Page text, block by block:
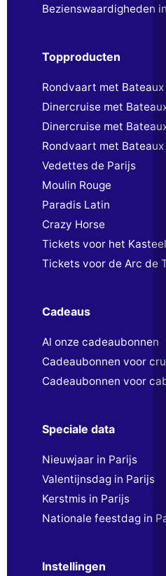
Bezienswaardigheden
Topproducten
Rondvaart met
Dinercruise met
Dinercruise met
Rondvaart met
Vedettes de Parijs
Moulin Rouge
Paradis Latin
Crazy Horse
Tickets voor het
Tickets voor de Arc de
Cadeaus
Al onze cadeaubonnen
Cadeaubonnen voor
Cadeaubonnen voor
Speciale data
Nieuwjaar in Parijs
Valentijnsdag in Parijs
Kerstmis in Parijs
Nationale feestdag in
Instellingen